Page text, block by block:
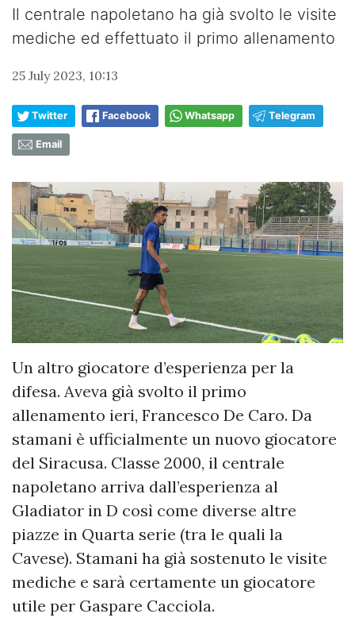
Il centrale napoletano ha già svolto le visite
mediche ed effettuato il primo allenamento
25 July 2023, 10:13
Twitter Facebook Whatsapp Telegram
Email
Un altro giocatore d’esperienza per la
difesa. Aveva già svolto il primo
allenamento ieri, Francesco De Caro. Da
stamani è ufficialmente un nuovo giocatore
del Siracusa. Classe 2000, il centrale
napoletano arriva dall’esperienza al
Gladiator in D così come diverse altre
piazze in Quarta serie (tra le quali la
Cavese). Stamani ha già sostenuto le visite
mediche e sarà certamente un giocatore
utile per Gaspare Cacciola.